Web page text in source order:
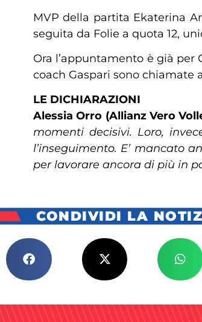
MVP della partita Ekaterina
seguita da Folie a quota 12,
Ora l’appuntamento è già per
coach Gaspari sono chiamate
LE DICHIARAZIONI
Alessia Orro (Allianz Vero
momenti decisivi. Loro,
l’inseguimento. E’ mancato
per lavorare ancora di più in
CONDIVIDI LA